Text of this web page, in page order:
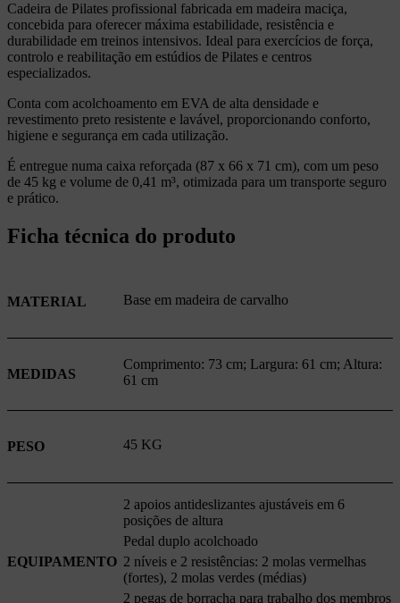
Cadeira de Pilates profissional fabricada em madeira maciça,
concebida para oferecer máxima estabilidade, resistência e
durabilidade em treinos intensivos. Ideal para exercícios de força,
controlo e reabilitação em estúdios de Pilates e centros
especializados.
Conta com acolchoamento em EVA de alta densidade e
revestimento preto resistente e lavável, proporcionando conforto,
higiene e segurança em cada utilização.
É entregue numa caixa reforçada (87 x 66 x 71 cm), com um peso
de 45 kg e volume de 0,41 m³, otimizada para um transporte seguro
e prático.
Ficha técnica do produto
MATERIAL Base em madeira de carvalho
MEDIDAS
Comprimento: 73 cm; Largura: 61 cm; Altura:
61 cm
PESO 45 KG
EQUIPAMENTO
2 apoios antideslizantes ajustáveis em 6
posições de altura
Pedal duplo acolchoado
2 níveis e 2 resistências: 2 molas vermelhas
(fortes), 2 molas verdes (médias)
2 pegas de borracha para trabalho dos membros